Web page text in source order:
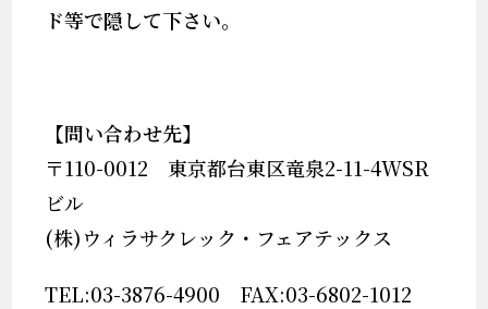
ド等で隠して下さい。
【問い合わせ先】
〒110-0012 東京都台東区竜泉2-11-4WSR
ビル
(株)ウィラサクレック・フェアテックス
TEL:03-3876-4900 FAX:03-6802-1012